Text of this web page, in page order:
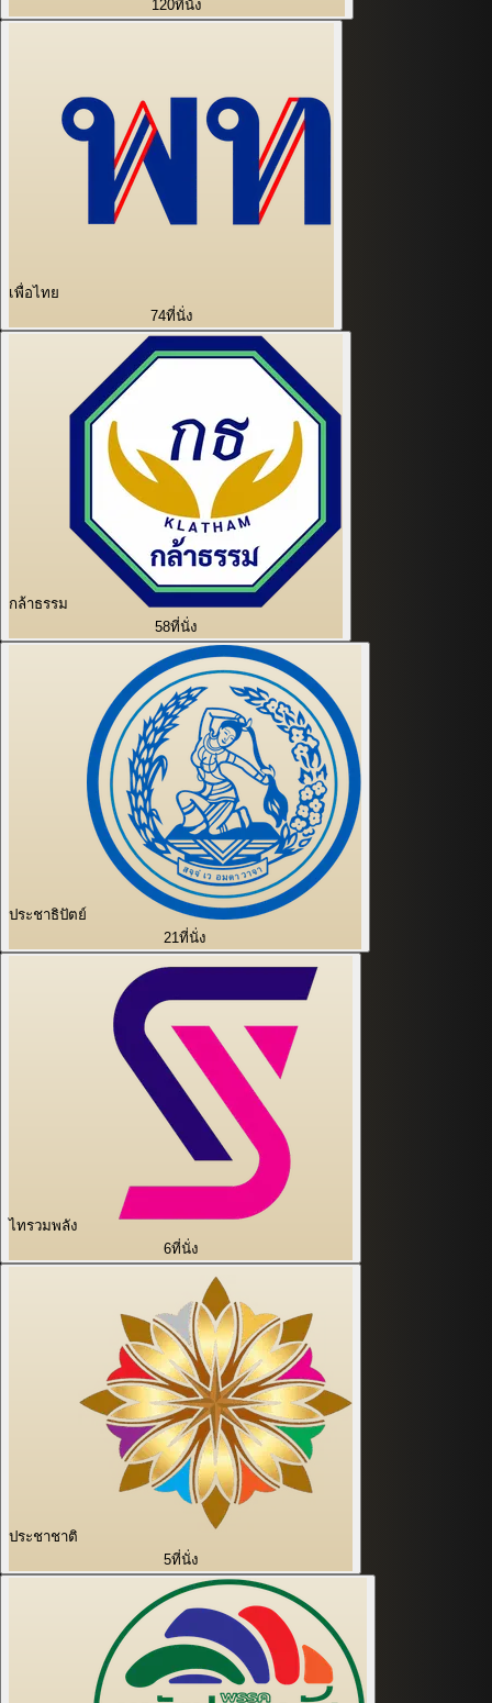
120ที่นั่ง
เพื่อไทย
74ที่นั่ง
กล้าธรรม
58ที่นั่ง
ประชาธิปัตย์
21ที่นั่ง
ไทรวมพลัง
6ที่นั่ง
ประชาชาติ
5ที่นั่ง